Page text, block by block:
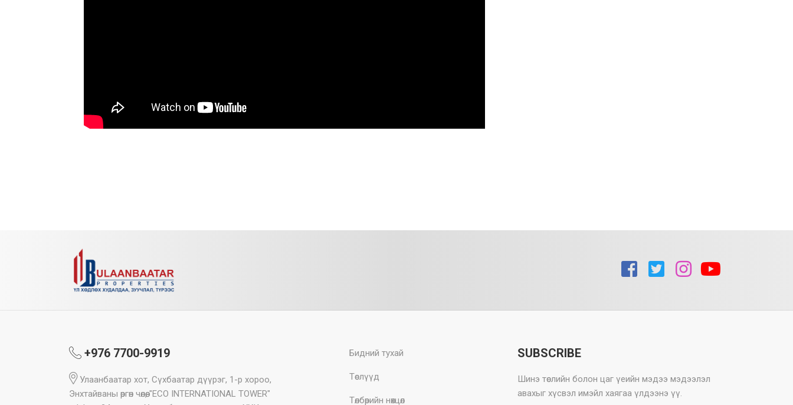
+976 7700-9919
Улаанбаатар хот, Сүхбаатар дүүрэг, 1-р хороо,
Энхтайваны өргөн чөлөө, "ECO INTERNATIONAL TOWER"
Бидний тухай
Төслүүд
Төлбөрийн нөхцөл
SUBSCRIBE
Шинэ төслийн болон цаг үеийн мэдээ мэдээлэл
авахыг хүсвэл имэйл хаягаа үлдээнэ үү.